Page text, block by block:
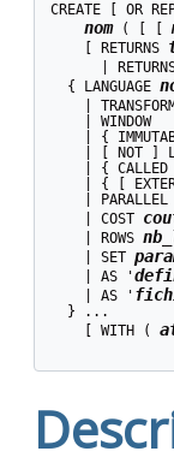
CREATE [ OR
nom ( [ [
    [ RETURNS
|
  { LANGUAGE
|
    | WINDOW
| {
| [ NOT ]
| { CALLED
| { [
| PARALLEL
    | COST
    | ROWS
    | SET
    | AS '
    | AS '
  } ...
    [ WITH (